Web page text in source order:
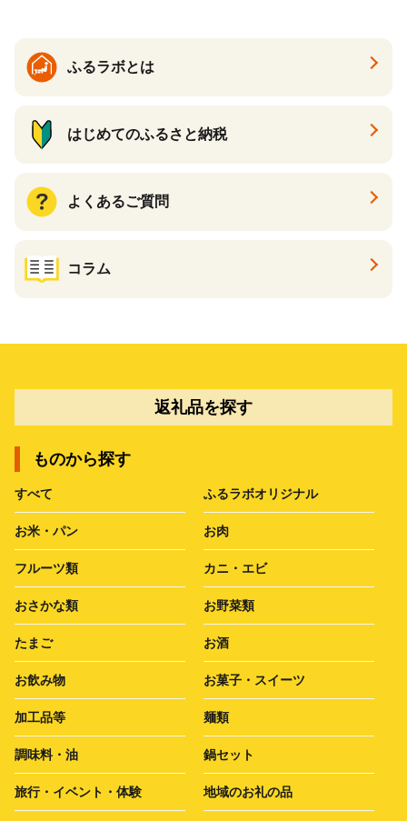
ふるラボとは
はじめてのふるさと納税
よくあるご質問
コラム
返礼品を探す
ものから探す
すべて ふるラボオリジナル
お米・パン お肉
フルーツ類 カニ・エビ
おさかな類 お野菜類
たまご お酒
お飲み物 お菓子・スイーツ
加工品等 麺類
調味料・油 鍋セット
旅行・イベント・体験 地域のお礼の品